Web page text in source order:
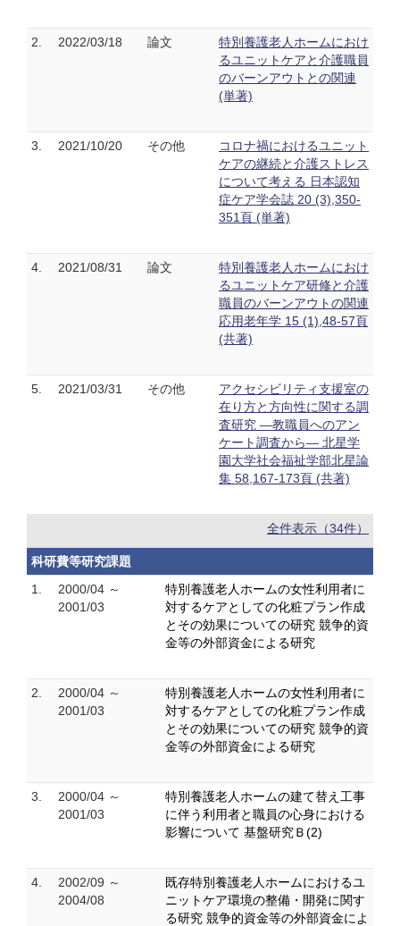
2. 2022/03/18 論文
特別養護老人ホームにおけ
るユニットケアと介護職員
のバーンアウトとの関連
(単著)
3. 2021/10/20 その他
コロナ禍におけるユニット
ケアの継続と介護ストレス
について考える 日本認知
症ケア学会誌 20 (3),350-
351頁 (単著)
4. 2021/08/31 論文
特別養護老人ホームにおけ
るユニットケア研修と介護
職員のバーンアウトの関連
応用老年学 15 (1),48-57頁
(共著)
5. 2021/03/31 その他
アクセシビリティ支援室の
在り方と方向性に関する調
査研究 ―教職員へのアン
ケート調査から― 北星学
園大学社会福祉学部北星論
集 58,167-173頁 (共著)
全件表示（34件）
科研費等研究課題
1.
2000/04 ～
2001/03
特別養護老人ホームの女性利用者に
対するケアとしての化粧プラン作成
とその効果についての研究 競争的資
金等の外部資金による研究
2.
2000/04 ～
2001/03
特別養護老人ホームの女性利用者に
対するケアとしての化粧プラン作成
とその効果についての研究 競争的資
金等の外部資金による研究
3.
2000/04 ～
2001/03
特別養護老人ホームの建て替え工事
に伴う利用者と職員の心身における
影響について 基盤研究Ｂ(2)
4.
2002/09 ～
2004/08
既存特別養護老人ホームにおけるユ
ニットケア環境の整備・開発に関す
る研究 競争的資金等の外部資金によ